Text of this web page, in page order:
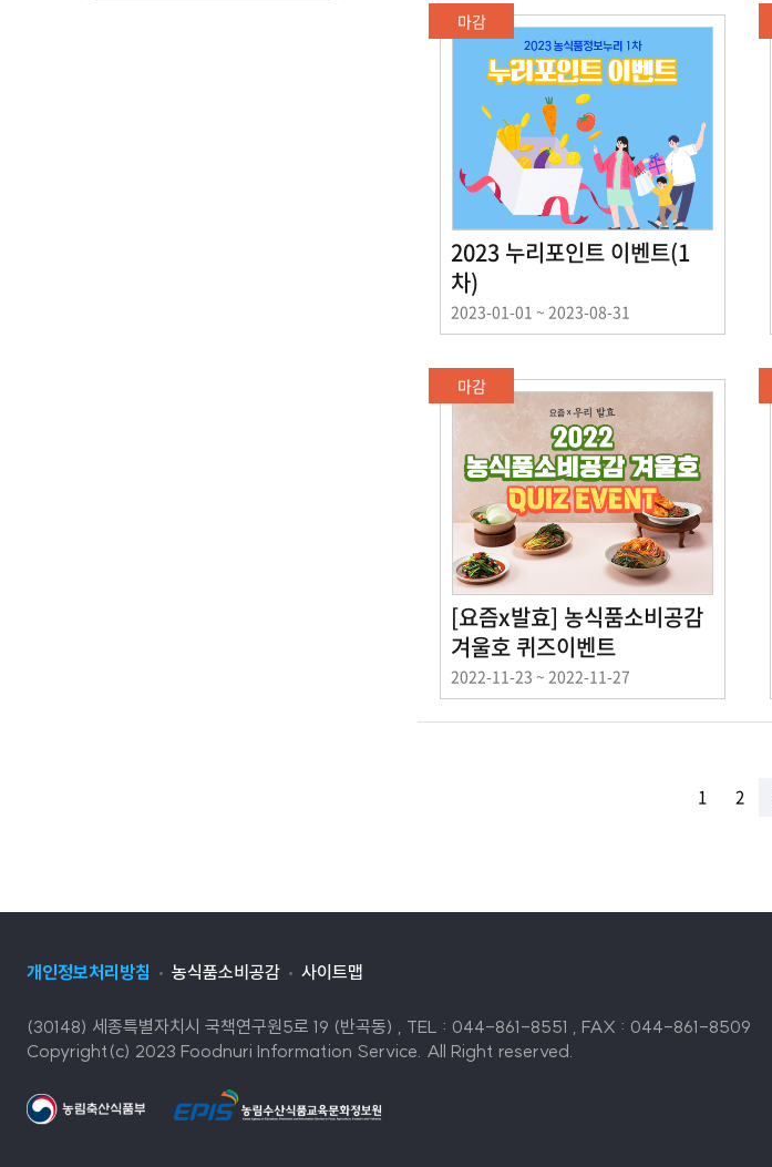
기
간
2023 누리포인트 이벤트(1
차)
이
벤
기
간
2023-01-01 ~ 2023-08-31
마감
[요즘x발효] 농식품소비공감
겨울호 퀴즈이벤트
이
벤
트
2022-11-23 ~ 2022-11-27
마감
1 2
개인정보처리방침 농식품소비공감 사이트맵
(30148) 세종특별자치시 국책연구원5로 19 (반곡동) , TEL : 044-861-8551 , FAX : 044-861-8509
Copyright(c) 2023 Foodnuri Information Service. All Right reserved.